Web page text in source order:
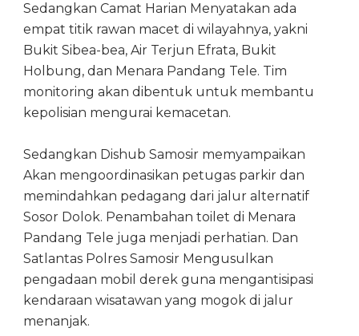
Sedangkan Camat Harian Menyatakan ada
empat titik rawan macet di wilayahnya, yakni
Bukit Sibea-bea, Air Terjun Efrata, Bukit
Holbung, dan Menara Pandang Tele. Tim
monitoring akan dibentuk untuk membantu
kepolisian mengurai kemacetan.
Sedangkan Dishub Samosir memyampaikan
Akan mengoordinasikan petugas parkir dan
memindahkan pedagang dari jalur alternatif
Sosor Dolok. Penambahan toilet di Menara
Pandang Tele juga menjadi perhatian. Dan
Satlantas Polres Samosir Mengusulkan
pengadaan mobil derek guna mengantisipasi
kendaraan wisatawan yang mogok di jalur
menanjak.